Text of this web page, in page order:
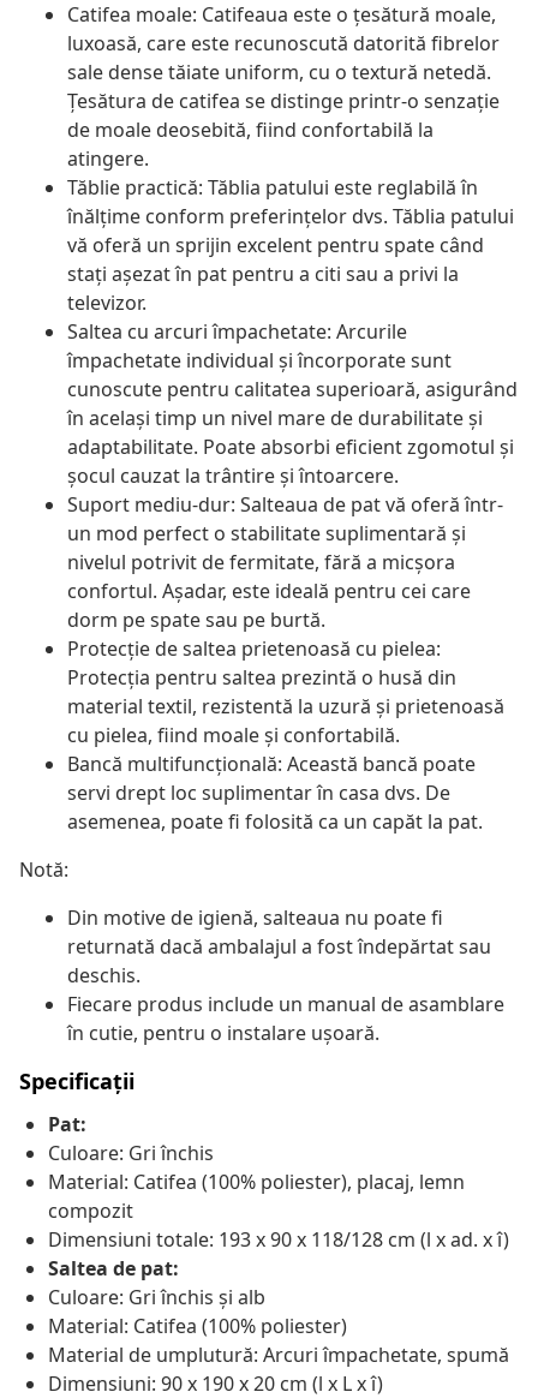
Catifea moale: Catifeaua este o țesătură moale,
luxoasă, care este recunoscută datorită fibrelor
sale dense tăiate uniform, cu o textură netedă.
Țesătura de catifea se distinge printr-o senzație
de moale deosebită, fiind confortabilă la
atingere.
Tăblie practică: Tăblia patului este reglabilă în
înălțime conform preferințelor dvs. Tăblia patului
vă oferă un sprijin excelent pentru spate când
stați așezat în pat pentru a citi sau a privi la
televizor.
Saltea cu arcuri împachetate: Arcurile
împachetate individual și încorporate sunt
cunoscute pentru calitatea superioară, asigurând
în același timp un nivel mare de durabilitate și
adaptabilitate. Poate absorbi eficient zgomotul și
șocul cauzat la trântire și întoarcere.
Suport mediu-dur: Salteaua de pat vă oferă într-
un mod perfect o stabilitate suplimentară și
nivelul potrivit de fermitate, fără a micșora
confortul. Așadar, este ideală pentru cei care
dorm pe spate sau pe burtă.
Protecție de saltea prietenoasă cu pielea:
Protecția pentru saltea prezintă o husă din
material textil, rezistentă la uzură și prietenoasă
cu pielea, fiind moale și confortabilă.
Bancă multifuncțională: Această bancă poate
servi drept loc suplimentar în casa dvs. De
asemenea, poate fi folosită ca un capăt la pat.
Notă:
Din motive de igienă, salteaua nu poate fi
returnată dacă ambalajul a fost îndepărtat sau
deschis.
Fiecare produs include un manual de asamblare
în cutie, pentru o instalare ușoară.
Specificații
Pat:
Culoare: Gri închis
Material: Catifea (100% poliester), placaj, lemn
compozit
Dimensiuni totale: 193 x 90 x 118/128 cm (l x ad. x î)
Saltea de pat:
Culoare: Gri închis și alb
Material: Catifea (100% poliester)
Material de umplutură: Arcuri împachetate, spumă
Dimensiuni: 90 x 190 x 20 cm (l x L x î)